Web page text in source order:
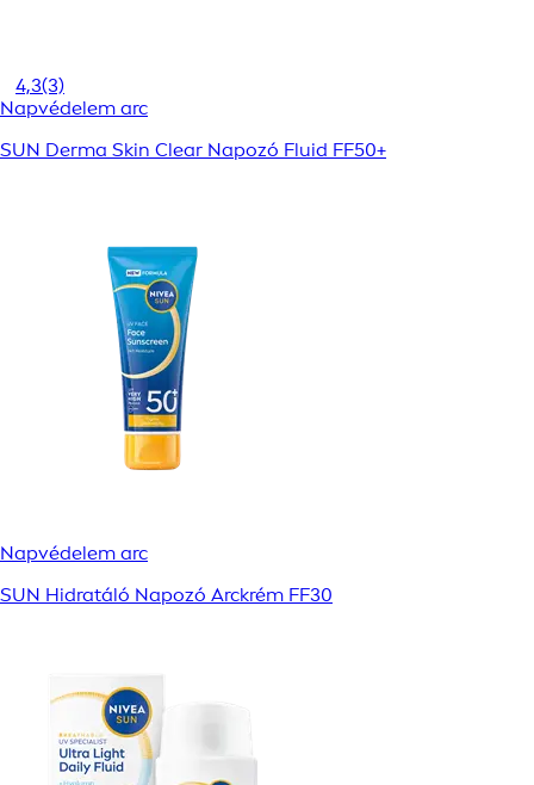
4,3(3)
Napvédelem arc
SUN Derma Skin Clear Napozó Fluid FF50+
Napvédelem arc
SUN Hidratáló Napozó Arckrém FF30